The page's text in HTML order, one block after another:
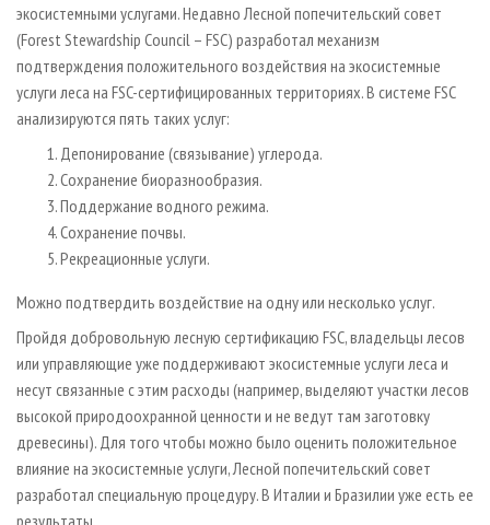
экосистемными услугами. Недавно Лесной попечительский совет
(Forest Stewardship Council – FSC) разработал механизм
подтверждения положительного воздействия на экосистемные
услуги леса на FSC-сертифицированных территориях. В системе FSC
анализируются пять таких услуг:
Депонирование (связывание) углерода.
Сохранение биоразнообразия.
Поддержание водного режима.
Сохранение почвы.
Рекреационные услуги.
Можно подтвердить воздействие на одну или несколько услуг.
Пройдя добровольную лесную сертификацию FSC, владельцы лесов
или управляющие уже поддерживают экосистемные услуги леса и
несут связанные с этим расходы (например, выделяют участки лесов
высокой природоохранной ценности и не ведут там заготовку
древесины). Для того чтобы можно было оценить положительное
влияние на экосистемные услуги, Лесной попечительский совет
разработал специальную процедуру. В Италии и Бразилии уже есть ее
результаты.